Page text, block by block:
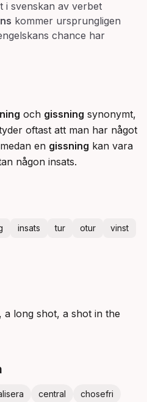
i svenskan av verbet
kommer ursprungligen
chance har
och gissning synonymt,
oftast att man har något
en gissning kan vara
någon insats.
insats tur otur
vinst
a long shot, a shot in the
central chosefri